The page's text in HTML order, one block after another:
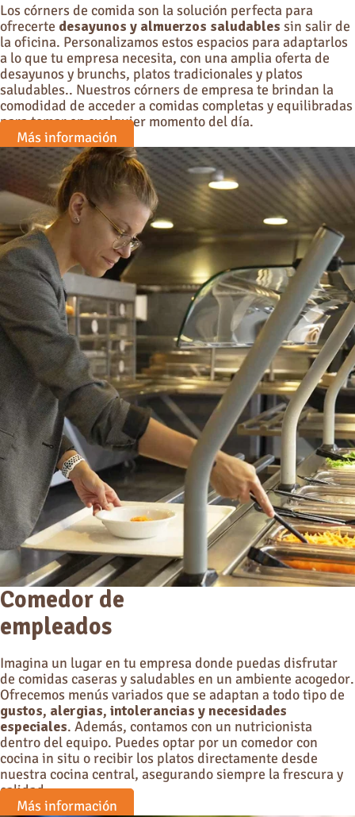
Los córners de comida son la solución perfecta para
ofrecerte desayunos y almuerzos saludables sin salir de
la oficina. Personalizamos estos espacios para adaptarlos
a lo que tu empresa necesita, con una amplia oferta de
desayunos y brunchs, platos tradicionales y platos
saludables.. Nuestros córners de empresa te brindan la
comodidad de acceder a comidas completas y equilibradas
para tomar en cualquier momento del día.
Más información
Comedor de
empleados
Imagina un lugar en tu empresa donde puedas disfrutar
de comidas caseras y saludables en un ambiente acogedor.
Ofrecemos menús variados que se adaptan a todo tipo de
gustos, alergias, intolerancias y necesidades
especiales. Además, contamos con un nutricionista
dentro del equipo. Puedes optar por un comedor con
cocina in situ o recibir los platos directamente desde
nuestra cocina central, asegurando siempre la frescura y
calidad.
Más información